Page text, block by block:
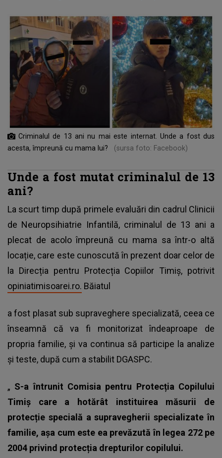
Criminalul de 13 ani nu mai este internat. Unde a fost dus
acesta, împreună cu mama lui?
(sursa foto: Facebook)
Unde a fost mutat criminalul de 13
ani?
La scurt timp după primele evaluări din cadrul Clinicii
de Neuropsihiatrie Infantilă, criminalul de 13 ani a
plecat de acolo împreună cu mama sa într-o altă
locație, care este cunoscută în prezent doar celor de
la Direcția pentru Protecția Copiilor Timiș, potrivit
opiniatimisoarei.ro. Băiatul
a fost plasat sub supraveghere specializată, ceea ce
înseamnă că va fi monitorizat îndeaproape de
propria familie, și va continua să participe la analize
și teste, după cum a stabilit DGASPC.
„ S-a întrunit Comisia pentru Protecția Copilului
Timiș care a hotărât instituirea măsurii de
protecție specială a supravegherii specializate în
familie, așa cum este ea prevăzută în legea 272 pe
2004 privind protecția drepturilor copilului.